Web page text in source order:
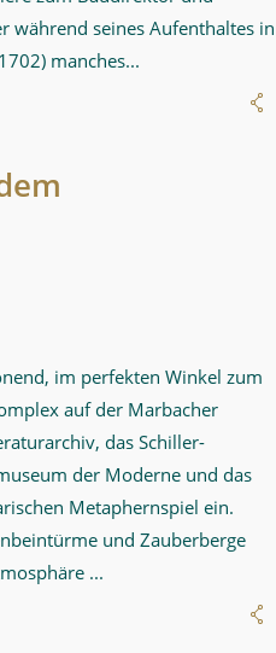
während seines Aufenthaltes in
manches...
im perfekten Winkel zum
auf der Marbacher
das Schiller-
der Moderne und das
Metaphernspiel ein.
und Zauberberge
...